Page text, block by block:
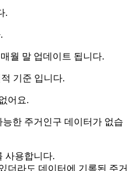
.
월 말 업데이트 됩니다.
적 기준 입니다.
어요.
한 주거인구 데이터가 없습
사용합니다.
더라도 데이터에 기록된 주거